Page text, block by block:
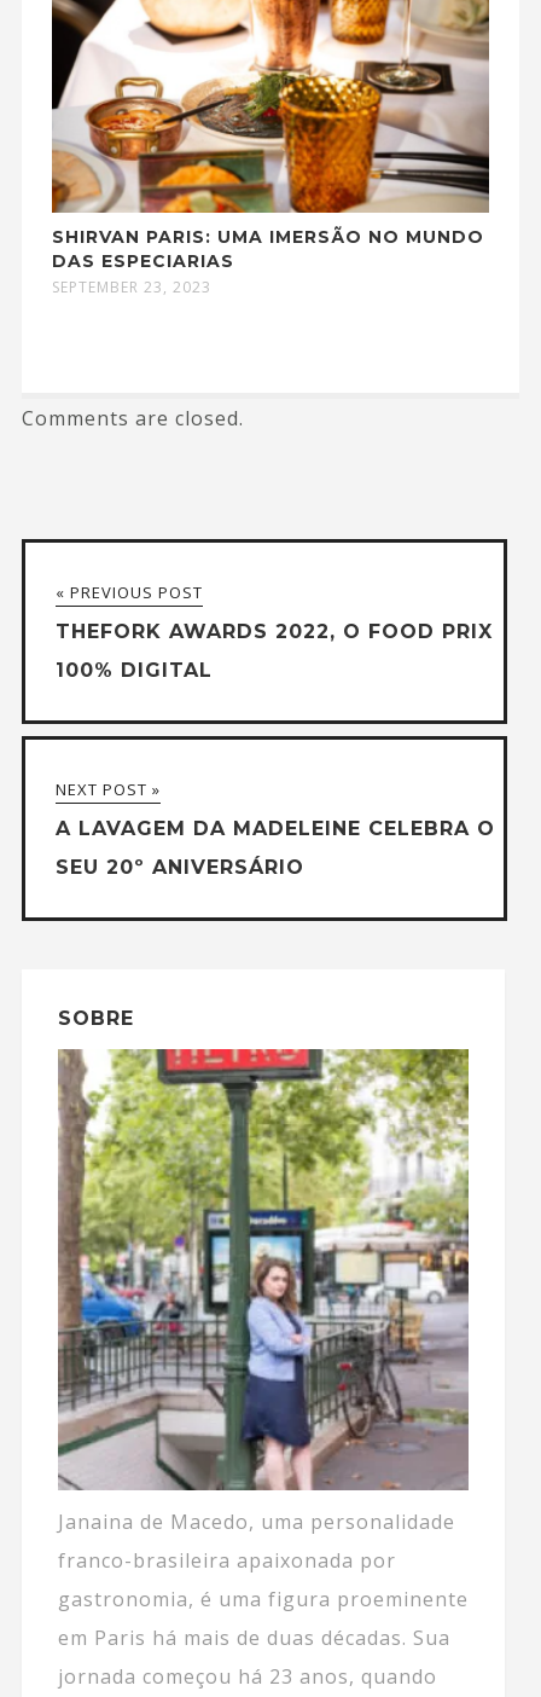
SHIRVAN PARIS: UMA IMERSÃO NO MUNDO
DAS ESPECIARIAS
SEPTEMBER 23, 2023
Comments are closed.
« PREVIOUS POST
THEFORK AWARDS 2022, O FOOD PRIX
100% DIGITAL
NEXT POST »
A LAVAGEM DA MADELEINE CELEBRA O
SEU 20º ANIVERSÁRIO
SOBRE
Janaina de Macedo, uma personalidade
franco-brasileira apaixonada por
gastronomia, é uma figura proeminente
em Paris há mais de duas décadas. Sua
jornada começou há 23 anos, quando